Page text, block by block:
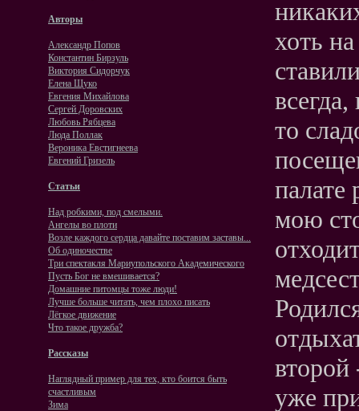
Авторы
Александр Попов
Константин Бирзуль
Виктория Сидорчук
Елена Щуко
Евгения Михайлова
Сергей Доровских
Любовь Рябцева
Люда Поллак
Вероника Евстигнеева
Евгений Гризель
Статьи
Над робкими, под смелыми.
Ангелы во плоти
Возле каждого сердца давайте поставим заставы...
Об одиночестве
Три спектакля Мариупольского Академического
Пусть Бог не вмешивается?
Домашние питомцы тоже люди!
Лучше больше читать, чем плохо писать
Лёгкое движение
Что такое дружба?
Рассказы
Наглядный пример для тех, кто боится быть
счастливым
Зима
хоть
то
палате
мою
второй
уже